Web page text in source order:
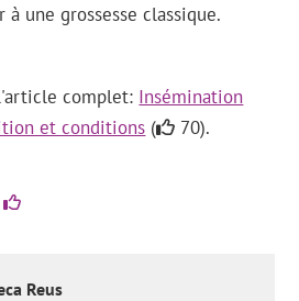
une grossesse classique.
complet: Insémination
et conditions ( 70).
Reus